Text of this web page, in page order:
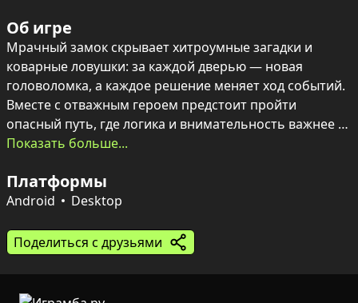
Об игре
Мрачный замок скрывает хитроумные загадки и
коварные ловушки: за каждой дверью — новая
головоломка, а каждое решение меняет ход событий.
Вместе с отважным героем предстоит пройти
опасный путь, где логика и внимательность важнее
силы, а каждый удачный ход приближает к спасению
Клики по активным предметам открывают
врагами превращают путешествие в настоящее
испытание. Красочная графика подчёркивает
визуально увлекательной — пройти до конца значит
Показать больше...
Платформы
Android Desktop
Поделиться с друзьями